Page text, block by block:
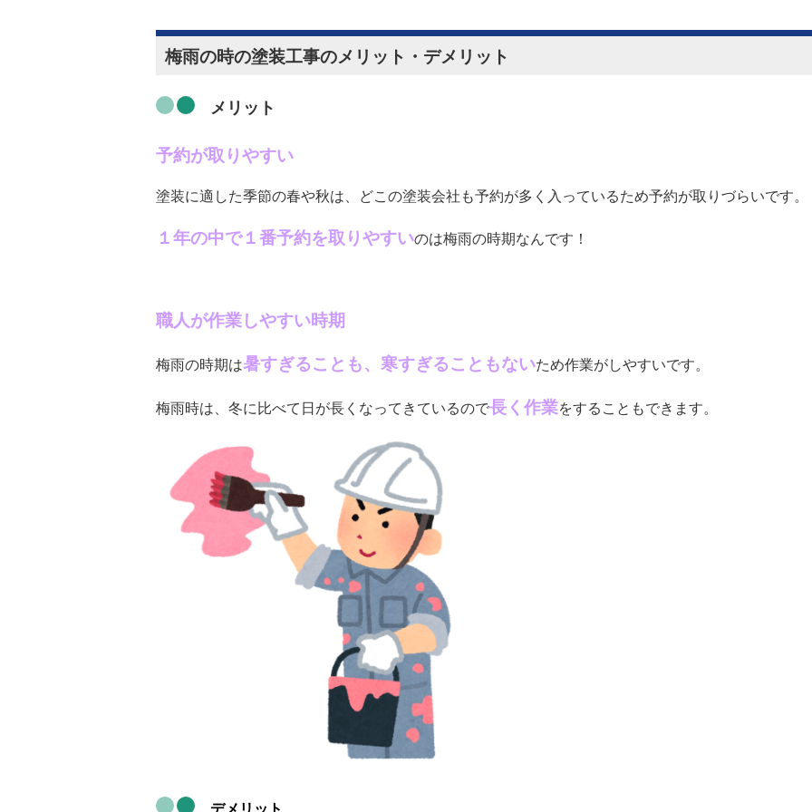
梅雨の時の塗装工事のメリット・デメリット
メリット
予約が取りやすい
塗装に適した季節の春や秋は、どこの塗装会社も予約が多く入っているため予約が取りづらいです。
１年の中で１番予約を取りやすいのは梅雨の時期なんです！
職人が作業しやすい時期
梅雨の時期は暑すぎることも、寒すぎることもないため作業がしやすいです。
梅雨時は、冬に比べて日が長くなってきているので長く作業をすることもできます。
デメリット